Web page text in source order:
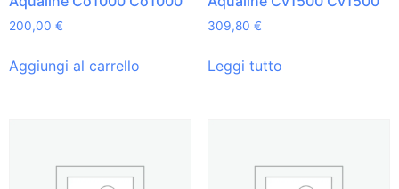
200,00 €
Aggiungi al carrello
309,80 €
Leggi tutto